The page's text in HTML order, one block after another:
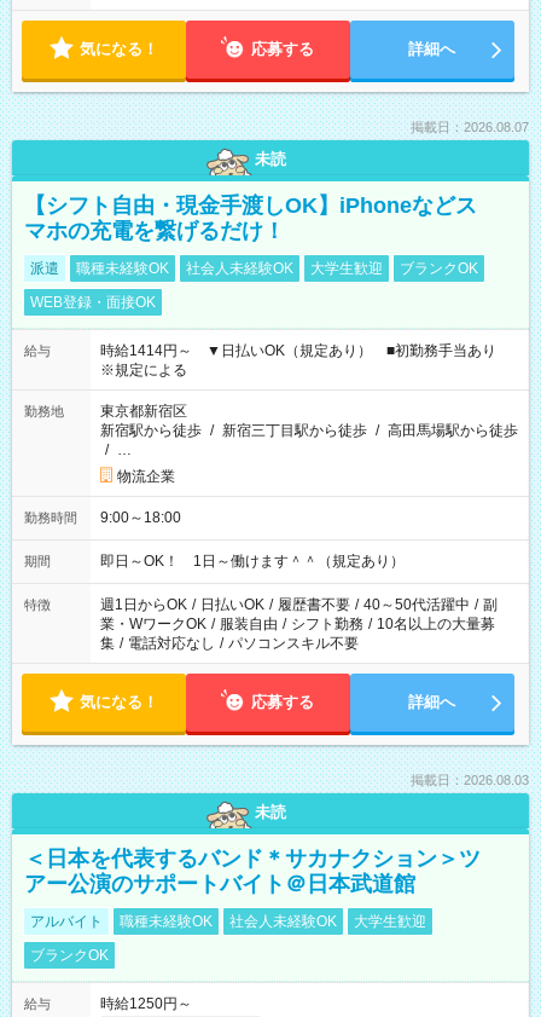
気になる！ 応募する 詳細へ
掲載日：2026.08.07
未読
【シフト自由・現金手渡しOK】iPhoneなどス
マホの充電を繋げるだけ！
派遣 職種未経験OK 社会人未経験OK 大学生歓迎
ブランクOK
WEB登録・面接OK
給与
時給1414円～ ▼日払いOK（規定あり） ■初勤務手当あり
※規定による
勤務地
東京都新宿区
新宿駅から徒歩 / 新宿三丁目駅から徒歩 / 高田馬場駅から徒歩
/ …
物流企業
勤務時間 9:00～18:00
期間 即日～OK！ 1日～働けます＾＾（規定あり）
特徴 週1日からOK / 日払いOK / 履歴書不要 / 40～50代活躍中 / 副
業・WワークOK / 服装自由 / シフト勤務 / 10名以上の大量募
集 / 電話対応なし / パソコンスキル不要
気になる！ 応募する 詳細へ
掲載日：2026.08.03
未読
＜日本を代表するバンド＊サカナクション＞ツ
アー公演のサポートバイト＠日本武道館
アルバイト 職種未経験OK 社会人未経験OK
大学生歓迎
ブランクOK
給与
時給1250円～